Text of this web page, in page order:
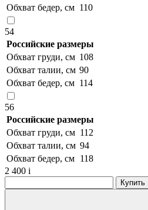
Обхват бедер, см 110
54
Российские размеры
Обхват груди, см 108
Обхват талии, см 90
Обхват бедер, см 114
56
Российские размеры
Обхват груди, см 112
Обхват талии, см 94
Обхват бедер, см 118
2 400 i
Купить